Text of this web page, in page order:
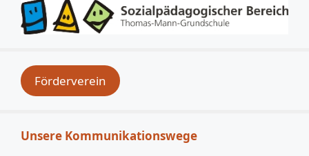
Förderverein
Unsere Kommunikationswege